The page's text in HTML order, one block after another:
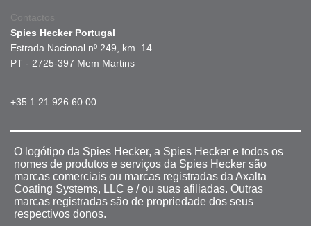
Contactos
Spies Hecker Portugal
Estrada Nacional nº 249, km. 14
PT - 2725-397 Mem Martins
+35 1 21 926 60 00
O logótipo da Spies Hecker, a Spies Hecker e todos os
nomes de produtos e serviços da Spies Hecker são
marcas comerciais ou marcas registradas da Axalta
Coating Systems, LLC e / ou suas afiliadas. Outras
marcas registradas são de propriedade dos seus
respectivos donos.